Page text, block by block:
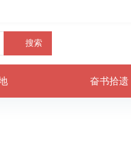
搜索
奋书拾遗